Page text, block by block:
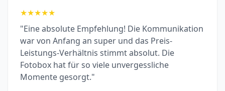
★★★★★
"Eine absolute Empfehlung! Die Kommunikation
war von Anfang an super und das Preis-
Leistungs-Verhältnis stimmt absolut. Die
Fotobox hat für so viele unvergessliche
Momente gesorgt."